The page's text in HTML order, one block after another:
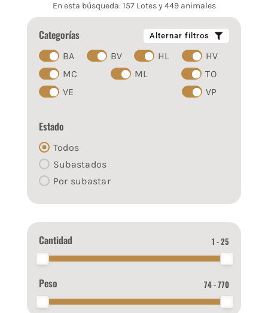
En esta búsqueda: 157 Lotes y 449 animales
Categorías Alternar filtros
BA BV HL
HV
MC
ML
TO
VE
VP
Estado
Todos
Subastados
Por subastar
Cantidad 1 - 25
Peso 74 - 770